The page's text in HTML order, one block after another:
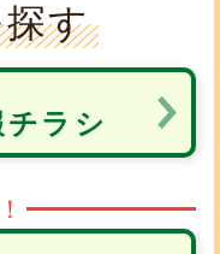
す
チラシ